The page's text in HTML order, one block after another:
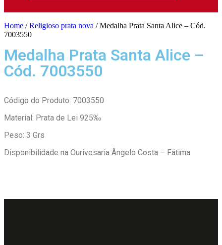
Home /Religioso prata nova / Medalha Prata Santa Alice – Cód.
7003550
Medalha Prata Santa Alice –
Cód. 7003550
Código do Produto: 7003550
Material: Prata de Lei 925‰
Peso: 3 Grs
Disponibilidade na Ourivesaria Ângelo Costa – Fátima